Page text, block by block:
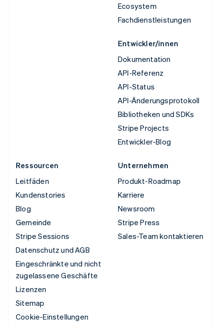
Ecosystem
Fachdienstleistungen
Entwickler/innen
Dokumentation
API-Referenz
API-Status
API-Änderungsprotokoll
Bibliotheken und SDKs
Stripe Projects
Entwickler-Blog
Ressourcen
Leitfäden
Kundenstories
Blog
Gemeinde
Stripe Sessions
Datenschutz und AGB
Eingeschränkte und nicht
zugelassene Geschäfte
Lizenzen
Sitemap
Cookie-Einstellungen
Unternehmen
Produkt-Roadmap
Karriere
Newsroom
Stripe Press
Sales-Team kontaktieren